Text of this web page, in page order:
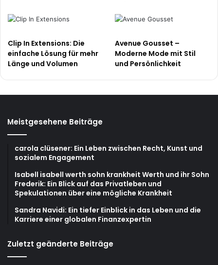
Clip In Extensions: Die
einfache Lösung für mehr
Länge und Volumen
Avenue Gousset –
Moderne Mode mit Stil
und Persönlichkeit
Meistgesehene Beiträge
carola clüsener: Ein Leben zwischen Recht, Kunst und
sozialem Engagement
Isabell isabell werth sohn krankheit Werth und ihr Sohn
Frederik: Ein Blick auf das Privatleben und
Spekulationen über eine mögliche Krankheit
Sandra Navidi: Ein tiefer Einblick in das Leben und die
Karriere einer globalen Finanzexpertin
Zuletzt geänderte Beiträge